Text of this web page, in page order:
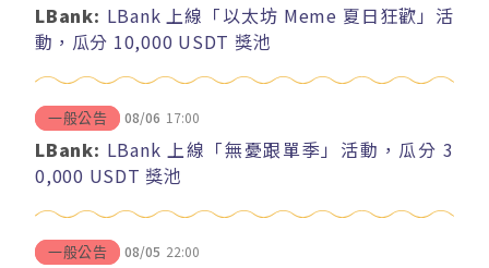
LBank: LBank 上線「以太坊 Meme 夏日狂歡」活
動，瓜分 10,000 USDT 獎池
一般公告 08/06 17:00
LBank: LBank 上線「無憂跟單季」活動，瓜分 3
0,000 USDT 獎池
一般公告 08/05 22:00